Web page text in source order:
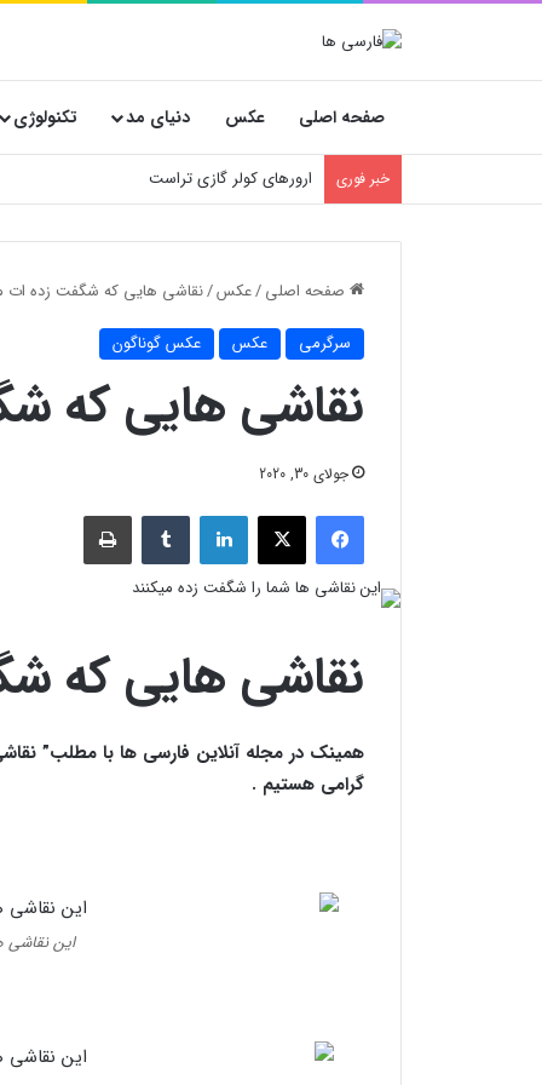
صفحه اصلی عکس دنیای مد تکنولوژی
خبر فوری ارورهای کولر گازی تراست
صفحه اصلی/عکس/نقاشی هایی که شگفت زده ات
سرگرمی عکس عکس گوناگون
نقاشی هایی که
جولای 30, 2020
فیسبوک X لینکدین ‫تامبلر چاپ
نقاشی هایی که
همینک در مجله آنلاین فارسی ها با مطلب”
گرامی هستیم .
این نقاشی